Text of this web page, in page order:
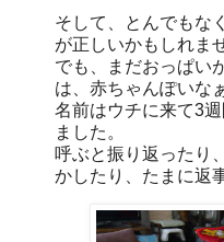
そして、とんでもな
が正しいかもしれま
でも、まだおっぱい
は、赤ちゃんぽいな
名前はウチに来て3
ました。
呼ぶと振り返ったり
かしたり、たまに返